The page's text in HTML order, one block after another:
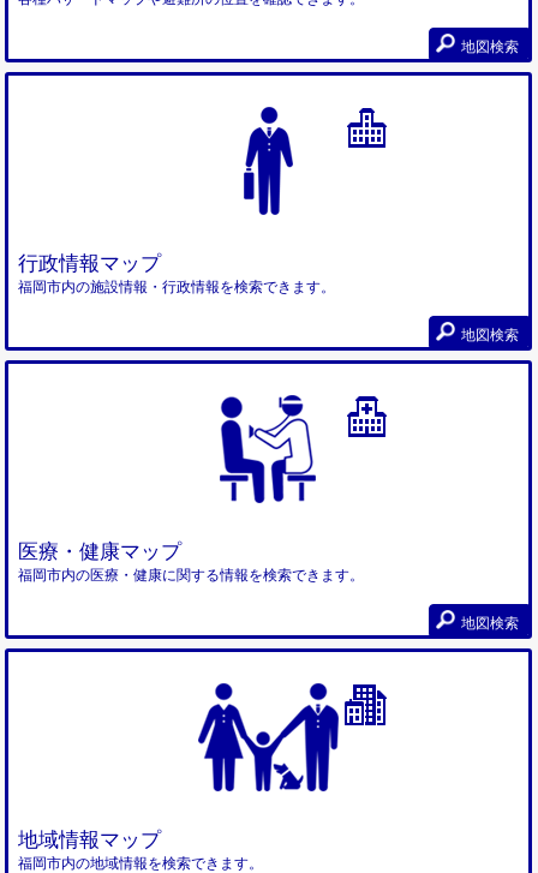
地図検索
行政情報マップ
福岡市内の施設情報・行政情報を検索できます。
地図検索
医療・健康マップ
福岡市内の医療・健康に関する情報を検索できます。
地図検索
地域情報マップ
福岡市内の地域情報を検索できます。